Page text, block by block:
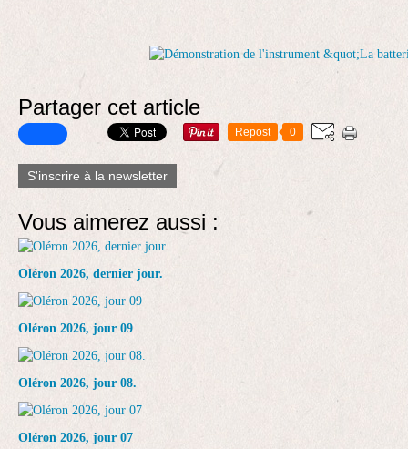
Partager cet article
Repost 0
S'inscrire à la newsletter
Vous aimerez aussi :
Oléron 2026, dernier jour.
Oléron 2026, jour 09
Oléron 2026, jour 08.
Oléron 2026, jour 07